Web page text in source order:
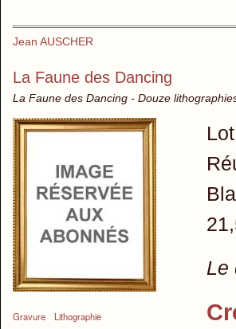
Jean AUSCHER
La Faune des Dancing
La Faune des Dancing - Douze
Gravure Lithographie
Le